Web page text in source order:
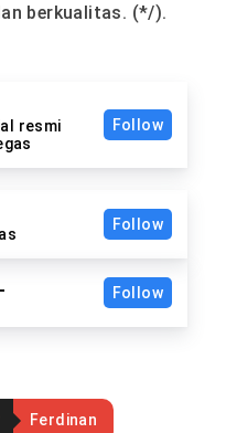
berkualitas. (*/).
resmi
Follow
Follow
Follow
Ferdinan